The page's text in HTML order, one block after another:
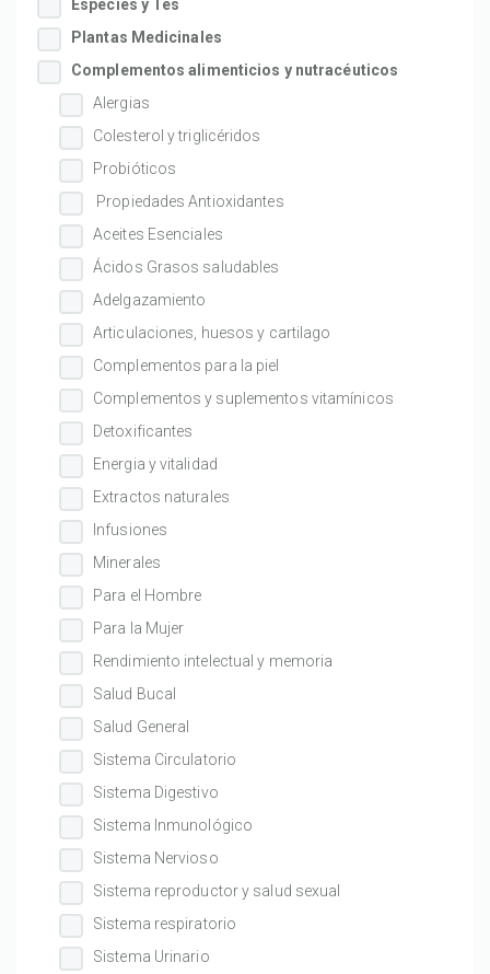
Especies y Tes
Plantas Medicinales
Complementos alimenticios y nutracéuticos
Alergias
Colesterol y triglicéridos
Probióticos
Propiedades Antioxidantes
Aceites Esenciales
Ácidos Grasos saludables
Adelgazamiento
Articulaciones, huesos y cartilago
Complementos para la piel
Complementos y suplementos vitamínicos
Detoxificantes
Energia y vitalidad
Extractos naturales
Infusiones
Minerales
Para el Hombre
Para la Mujer
Rendimiento intelectual y memoria
Salud Bucal
Salud General
Sistema Circulatorio
Sistema Digestivo
Sistema Inmunológico
Sistema Nervioso
Sistema reproductor y salud sexual
Sistema respiratorio
Sistema Urinario